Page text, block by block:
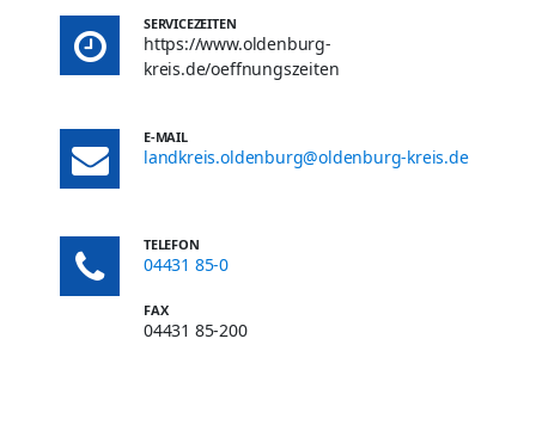
SERVICEZEITEN
https://www.oldenburg-
kreis.de/oeffnungszeiten
E-MAIL
landkreis.oldenburg@oldenburg-kreis.de
TELEFON
04431 85-0
FAX
04431 85-200